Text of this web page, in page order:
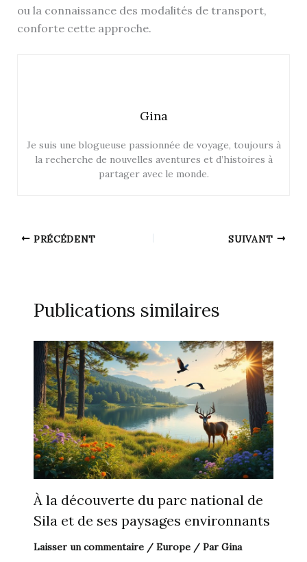
ou la connaissance des modalités de transport,
conforte cette approche.
Gina
Je suis une blogueuse passionnée de voyage, toujours à
la recherche de nouvelles aventures et d’histoires à
partager avec le monde.
PRÉCÉDENT SUIVANT
Publications similaires
À la découverte du parc national de
Sila et de ses paysages environnants
Laisser un commentaire / Europe/ Par Gina